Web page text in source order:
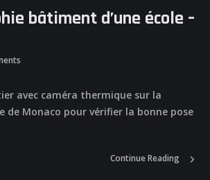
bâtiment d’une école –
avec caméra thermique sur la
de Monaco pour vérifier la bonne pose
Continue Reading